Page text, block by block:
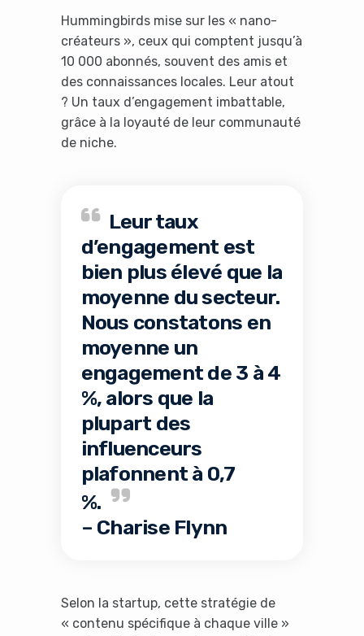
Hummingbirds mise sur les « nano-
créateurs », ceux qui comptent jusqu’à
10 000 abonnés, souvent des amis et
des connaissances locales. Leur atout
? Un taux d’engagement imbattable,
grâce à la loyauté de leur communauté
de niche.
Leur taux
d’engagement est
bien plus élevé que la
moyenne du secteur.
Nous constatons en
moyenne un
engagement de 3 à 4
%, alors que la
plupart des
influenceurs
plafonnent à 0,7
%.
– Charise Flynn
Selon la startup, cette stratégie de
« contenu spécifique à chaque ville »